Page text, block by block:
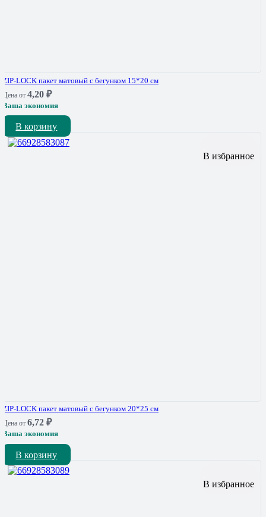
ZIP-LOCK пакет матовый с бегунком 15*20 см
Цена от 4,20 ₽
Ваша экономия
В корзину
В избранное
ZIP-LOCK пакет матовый с бегунком 20*25 см
Цена от 6,72 ₽
Ваша экономия
В корзину
В избранное